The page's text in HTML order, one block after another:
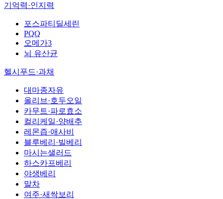
기억력·인지력
포스파티딜세린
PQQ
오메가3
뇌 유산균
헬시푸드·과채
대마종자유
올리브·호두오일
카무트·파로효소
컬리케일·양배추
레몬즙·애사비
블루베리·빌베리
마시는샐러드
하스카프베리
야생베리
말차
여주·새싹보리